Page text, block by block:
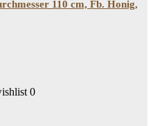
110 cm, Fb. Honig,
0